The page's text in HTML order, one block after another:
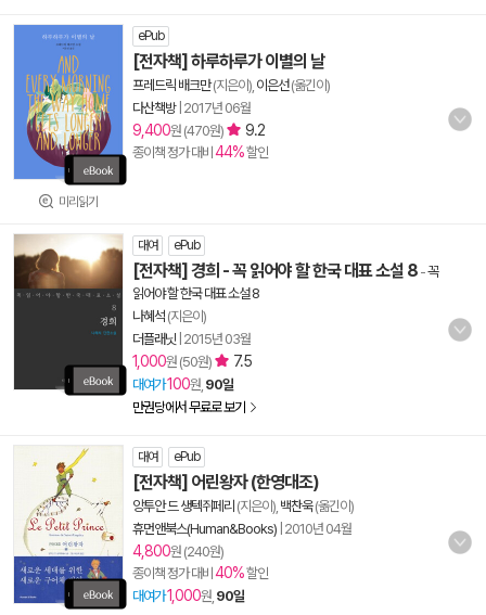
미리읽기
ePub
[전자책] 하루하루가 이별의 날
프레드릭 배크만(지은이), 이은선(옮긴이)
다산책방| 2017년 06월
9,400원 (470원) 9.2
종이책 정가 대비 44%할인
대여 ePub
[전자책] 경희 - 꼭 읽어야 할 한국 대표 소설 8 -꼭
읽어야 할 한국 대표 소설 8
나혜석 (지은이)
더플래닛 2015년 03월
1,000원 (50원) 7.5
대여가100원, 90일
만권당에서 무료로 보기
대여 ePub
[전자책] 어린왕자 (한영대조)
앙투안 드 생텍쥐페리 (지은이), 백찬욱(옮긴이)
휴먼앤북스(Human&Books) 2010년 04월
4,800원 (240원)
종이책 정가 대비 40%할인
대여가1,000원, 90일